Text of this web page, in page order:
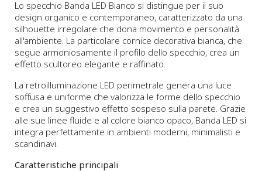
Lo specchio Banda LED Bianco si distingue per il suo
design organico e contemporaneo, caratterizzato da una
silhouette irregolare che dona movimento e personalità
all'ambiente. La particolare cornice decorativa bianca, che
segue armoniosamente il profilo dello specchio, crea un
effetto scultoreo elegante e raffinato.
La retroilluminazione LED perimetrale genera una luce
soffusa e uniforme che valorizza le forme dello specchio
e crea un suggestivo effetto sospeso sulla parete. Grazie
alle sue linee fluide e al colore bianco opaco, Banda LED si
integra perfettamente in ambienti moderni, minimalisti e
scandinavi.
Caratteristiche principali